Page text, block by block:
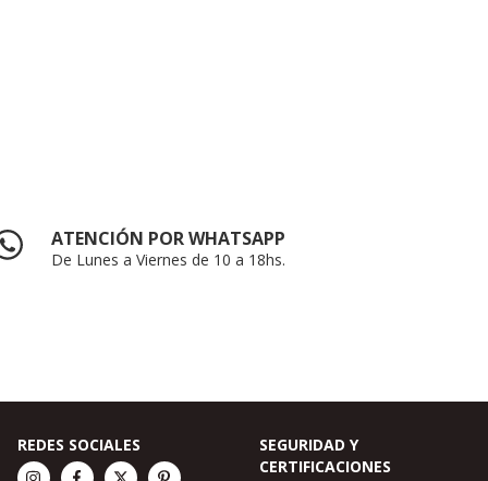
ATENCIÓN POR WHATSAPP
De Lunes a Viernes de 10 a 18hs.
REDES SOCIALES
SEGURIDAD Y
CERTIFICACIONES